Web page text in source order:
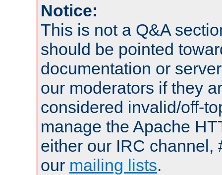
Notice:
This is not a Q&A
should be pointed
documentation or
our moderators if they
considered invalid/off-
manage the Apache
either our IRC channel,
our mailing lists.